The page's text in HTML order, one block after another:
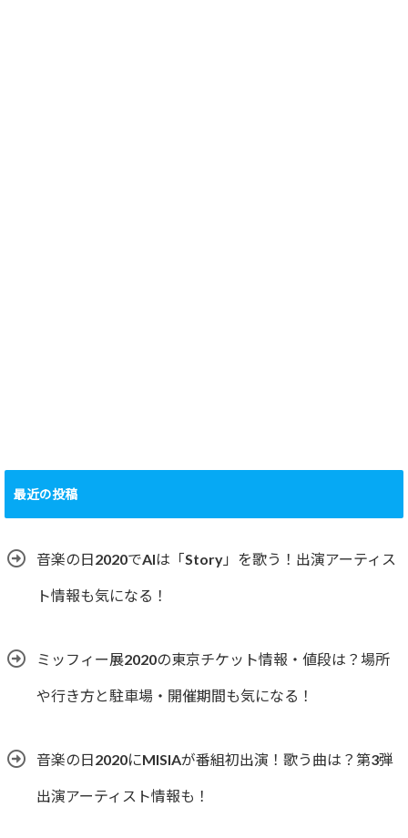
最近の投稿
音楽の日2020でAIは「Story」を歌う！出演アーティス
ト情報も気になる！
ミッフィー展2020の東京チケット情報・値段は？場所
や行き方と駐車場・開催期間も気になる！
音楽の日2020にMISIAが番組初出演！歌う曲は？第3弾
出演アーティスト情報も！